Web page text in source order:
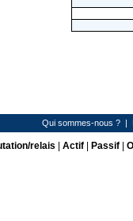
Qui sommes-nous ?|
relais Actif Passif